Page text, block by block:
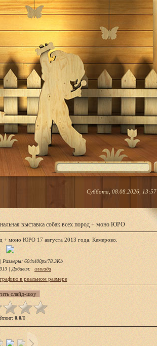
Суббота, 08.08.2026, 13:57
выставка собак всех пород + моно ЮРО
+ моно ЮРО 17 августа 2013 года. Кемерово.
Размеры: 604x400px/78.3Kb
| Добавил: иллиада
в реальном размере
: 0.0/0